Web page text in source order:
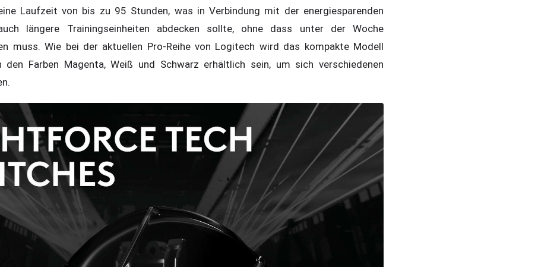
Laufzeit von bis zu 95 Stunden, was in Verbindung mit der energiesparenden
längere Trainingseinheiten abdecken sollte, ohne dass unter der Woche
muss. Wie bei der aktuellen Pro-Reihe von Logitech wird das kompakte Modell
den Farben Magenta, Weiß und Schwarz erhältlich sein, um sich verschiedenen